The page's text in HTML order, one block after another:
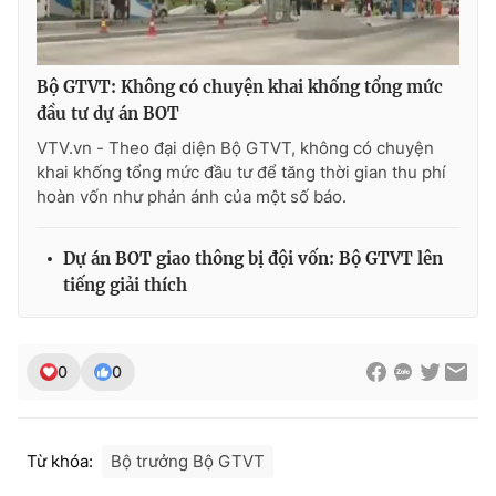
THỜI BÁO VTV
Theo dõi báo trên
Cơ quan chủ quản:Đài Truyền hình Việt Nam
cấp ngày 29/12/2023
024.38 355 931 - 024.38 355 932
Bộ GTVT: Không có chuyện khai khống tổng mức
đầu tư dự án BOT
VTV.vn - Theo đại diện Bộ GTVT, không có chuyện
khai khống tổng mức đầu tư để tăng thời gian thu phí
hoàn vốn như phản ánh của một số báo.
Dự án BOT giao thông bị đội vốn: Bộ GTVT lên
tiếng giải thích
0 0
Từ khóa: Bộ trưởng Bộ GTVT